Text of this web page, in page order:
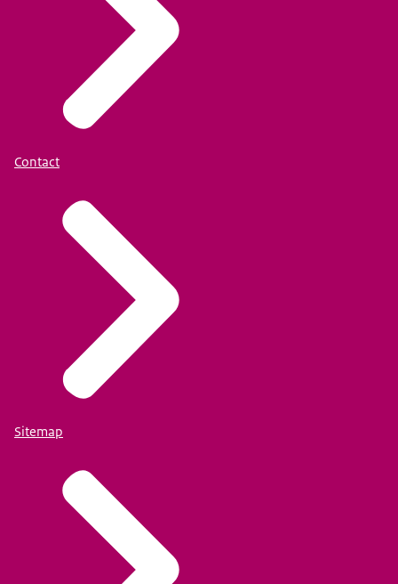
Contact
Sitemap